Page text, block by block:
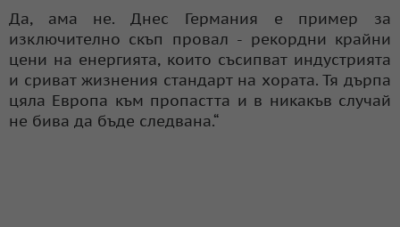
Да, ама не. Днес Германия е пример за
изключително скъп провал - рекордни крайни
цени на енергията, които съсипват индустрията
и сриват жизнения стандарт на хората. Тя дърпа
цяла Европа към пропастта и в никакъв случай
не бива да бъде следвана.“